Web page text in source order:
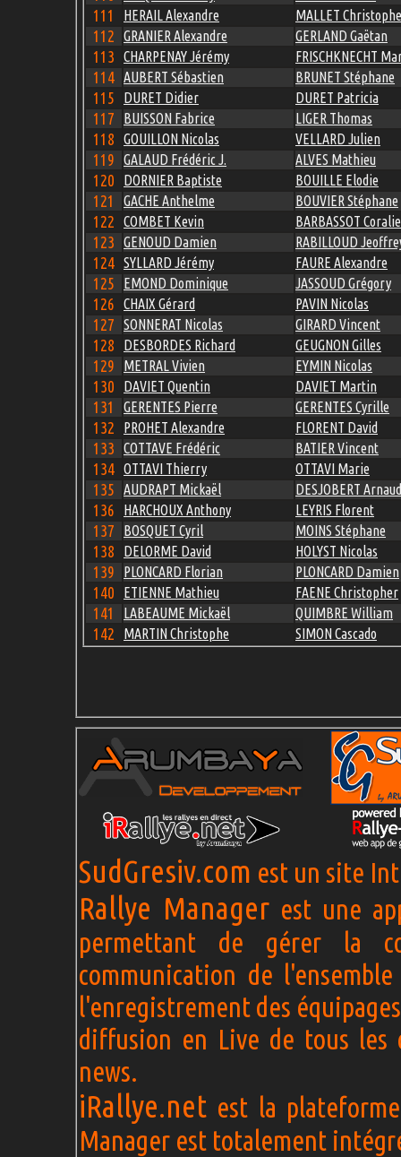
111 HERAIL Alexandre MALLET Christophe
112 GRANIER Alexandre GERLAND Gaëtan
113 CHARPENAY Jérémy FRISCHKNECHT
114 AUBERT Sébastien BRUNET Stéphane
115 DURET Didier DURET Patricia
117 BUISSON Fabrice LIGER Thomas
118 GOUILLON Nicolas VELLARD Julien
119 GALAUD Frédéric J. ALVES Mathieu
120 DORNIER Baptiste BOUILLE Elodie
121 GACHE Anthelme BOUVIER Stéphane
122 COMBET Kevin BARBASSOT Coralie
123 GENOUD Damien RABILLOUD
124 SYLLARD Jérémy FAURE Alexandre
125 EMOND Dominique JASSOUD Grégory
126 CHAIX Gérard PAVIN Nicolas
127 SONNERAT Nicolas GIRARD Vincent
128 DESBORDES Richard GEUGNON Gilles
129 METRAL Vivien EYMIN Nicolas
130 DAVIET Quentin DAVIET Martin
131 GERENTES Pierre GERENTES Cyrille
132 PROHET Alexandre FLORENT David
133 COTTAVE Frédéric BATIER Vincent
134 OTTAVI Thierry OTTAVI Marie
135 AUDRAPT Mickaël DESJOBERT Arnaud
136 HARCHOUX Anthony LEYRIS Florent
137 BOSQUET Cyril MOINS Stéphane
138 DELORME David HOLYST Nicolas
139 PLONCARD Florian PLONCARD Damien
140 ETIENNE Mathieu FAENE Christopher
141 LABEAUME Mickaël QUIMBRE William
142 MARTIN Christophe SIMON Cascado
SudGresiv.com est un site
Rallye Manager est une
permettant de gérer la
communication de
l'enregistrement des
diffusion en Live de tous les
news.
iRallye.net est la
Manager est totalement